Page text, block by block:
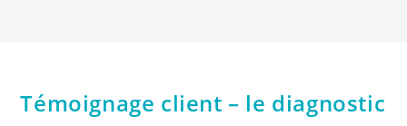
Témoignage client – le diagnostic